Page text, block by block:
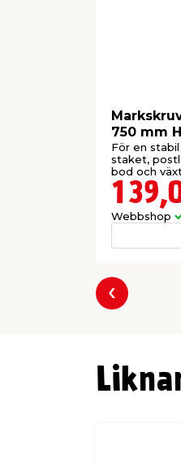
750 mm
För en
staket,
bod och
brickor.
Webbshop